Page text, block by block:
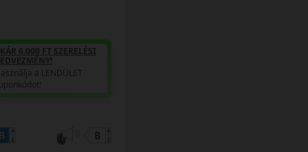
6.000 FT SZERELÉSI
a LENDÜLET